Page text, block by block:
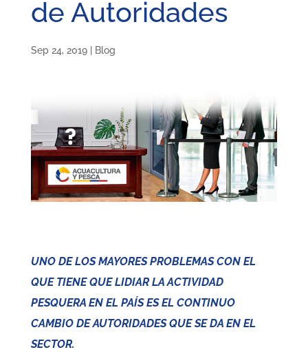
de Autoridades
Sep 24, 2019| Blog
UNO DE LOS MAYORES PROBLEMAS CON EL
QUE TIENE QUE LIDIAR LA ACTIVIDAD
PESQUERA EN EL PAÍS ES EL CONTINUO
CAMBIO DE AUTORIDADES QUE SE DA EN EL
SECTOR.